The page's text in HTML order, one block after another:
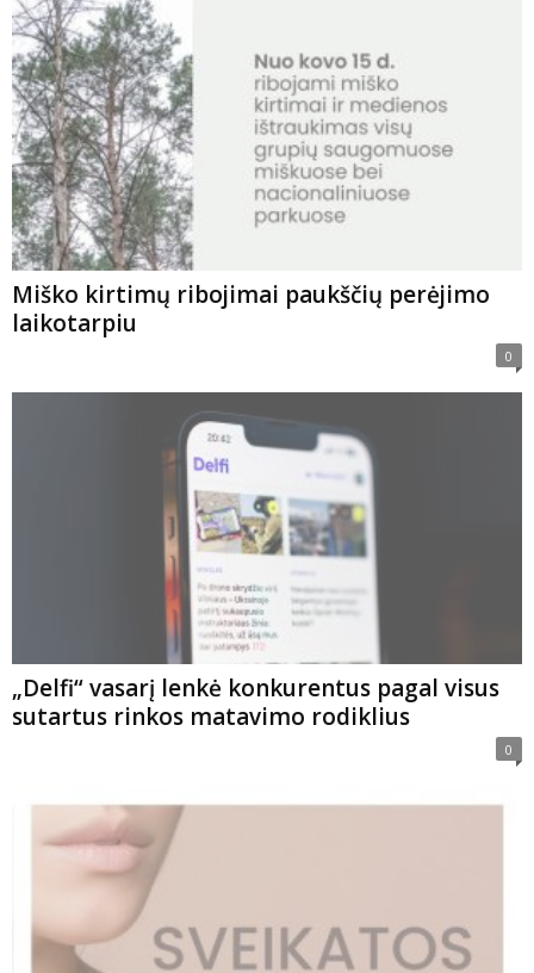
Miško kirtimų ribojimai paukščių perėjimo
laikotarpiu
0
„Delfi“ vasarį lenkė konkurentus pagal visus
sutartus rinkos matavimo rodiklius
0